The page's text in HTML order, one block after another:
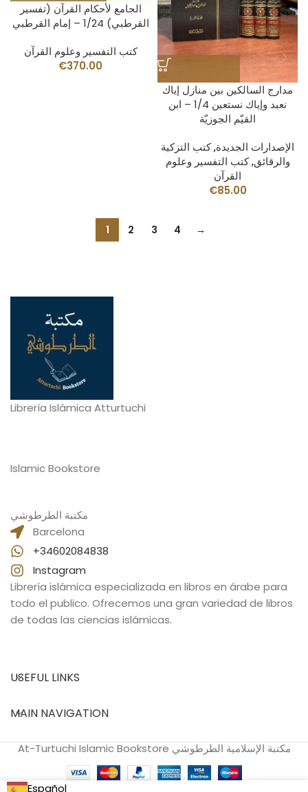
الجامع لأحكام القرآن (تفسير
القرطبي) 1/24 – إمام القرطبي
كتب التفسير وعلوم القرآن
€370.00
مدارج السالكين بين منازل إياك
نعبد وإياك نستعين 1/4 – ابن
القيّم الجوزيّة
الإصدارات الجديدة,كتب التزكية
والرقائق,كتب التفسير وعلوم
القرآن
€85.00
1 2 3 4 →
Librería Islámica Atturtuchi
Islamic Bookstore
مكتبة الطرطوشي
Barcelona
+34602084838
Instagram
Librería islámica especializada en libros en árabe para
todo el publico. Ofrecemos una gran variedad de libros
de todas las ciencias islámicas.
USEFUL LINKS
MAIN NAVIGATION
At-Turtuchi Islamic Bookstore مكتبة الإسلامية الطرطوشي
Español